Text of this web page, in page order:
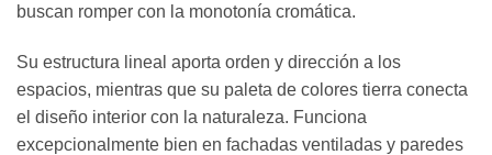
buscan romper con la monotonía cromática.
Su estructura lineal aporta orden y dirección a los
espacios, mientras que su paleta de colores tierra conecta
el diseño interior con la naturaleza. Funciona
excepcionalmente bien en fachadas ventiladas y paredes